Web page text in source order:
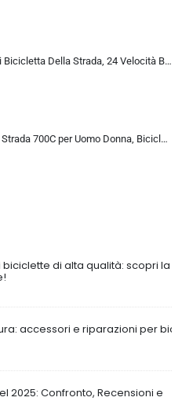
MU 26 Pollici Bicicletta Della Strada, 24 Velocità Bici, Doppio Disco Freno, Acciaio Al Carbonio Telaio, Strada Biciclette…
Bicicletta da Strada 700C per Uomo Donna, Bicicletta da Corsa con Freno a Disco 24/27/30 velocità, Telaio in Acciaio ad Al…
di alta qualità: scopri la
accessori e riparazioni per bici
2025: Confronto, Recensioni e